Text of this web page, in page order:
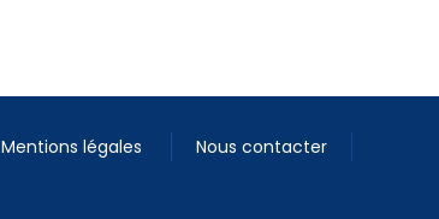
Mentions légales Nous contacter